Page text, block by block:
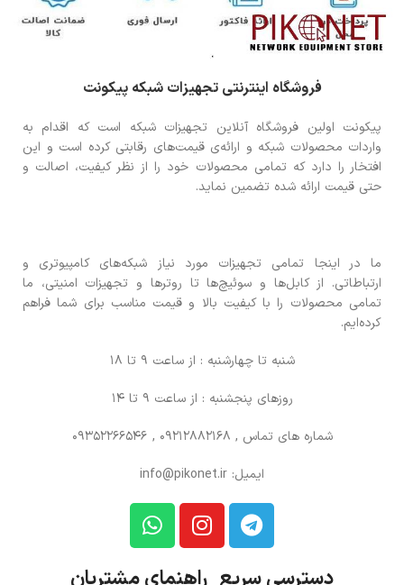
فروشگاه اینترنتی تجهیزات شبکه پیکونت
پیکونت اولین فروشگاه آنلاین تجهیزات شبکه است که اقدام به
واردات محصولات شبکه و ارائه‌ی قیمت‌های رقابتی کرده است و این
افتخار را دارد که تمامی محصولات خود را از نظر کیفیت، اصالت و
حتی قیمت ارائه شده تضمین نماید.
ما در اینجا تمامی تجهیزات مورد نیاز شبکه‌های کامپیوتری و
ارتباطاتی. از کابل‌ها و سوئیچ‌ها تا روترها و تجهیزات امنیتی، ما
تمامی محصولات را با کیفیت بالا و قیمت مناسب برای شما فراهم
کرده‌ایم.
شنبه تا چهارشنبه : از ساعت 9 تا 18
روزهای پنجشنبه : از ساعت 9 تا 14
شماره های تماس , 09212882168 , 09352266546
ایمیل: info@pikonet.ir
دسترسی سریع راهنمای مشتریان